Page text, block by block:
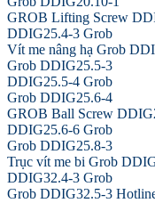
GROB Lifting Screw
DDIG25.4-3 Grob
Vít me nâng hạ Grob
Grob DDIG25.5-3
DDIG25.5-4 Grob
Grob DDIG25.6-4
GROB Ball Screw
DDIG25.6-6 Grob
Grob DDIG25.8-3
Trục vít me bi Grob
DDIG32.4-3 Grob
Grob DDIG32.5-3